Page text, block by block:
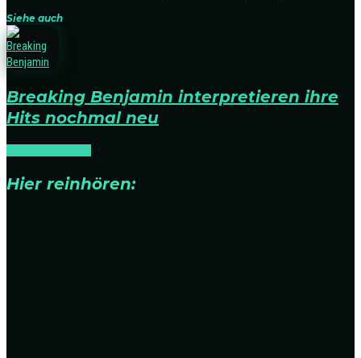
Siehe auch
Breaking Benjamin interpretieren ihre
Hits nochmal neu
Hier reinhören: